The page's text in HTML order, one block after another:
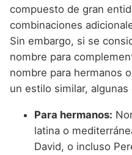
compuesto de gran
combinaciones
Sin embargo, si se
nombre para
nombre para hermanos
un estilo similar,
Para hermanos:
latina o
David, o incluso